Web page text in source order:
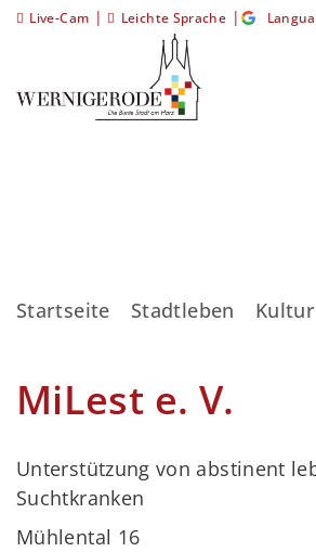
Live-Cam | Leichte Sprache |
Startseite Stadtleben Kultur
MiLest e. V.
Unterstützung von abstinent
Suchtkranken
Mühlental 16